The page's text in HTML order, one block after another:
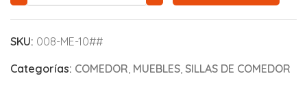
SKU: 008-ME-10##
Categorías: COMEDOR, MUEBLES, SILLAS DE COMEDOR